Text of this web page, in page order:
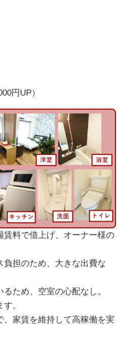
円UP）
料で借上げ、オーナー様の
負担のため、大きな出費な
ため、空室の心配なし。
。
家賃を維持して高稼働を実